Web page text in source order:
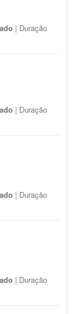
| Duração
| Duração
| Duração
| Duração